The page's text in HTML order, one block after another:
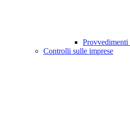
Controlli sulle imprese